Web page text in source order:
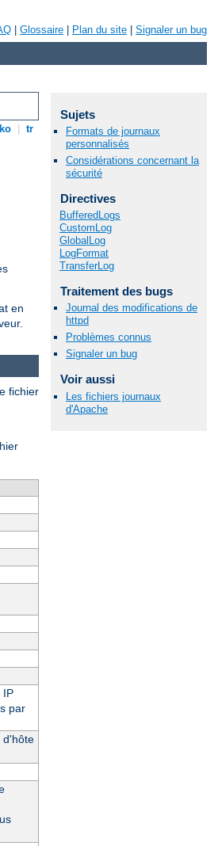
Glossaire Plan du site Signaler un bug
ko tr
en
fichier
IP
par
d'hôte
Sujets
Formats de journaux
personnalisés
Considérations concernant la
sécurité
Directives
BufferedLogs
CustomLog
GlobalLog
LogFormat
TransferLog
Traitement des bugs
Journal des modifications de
httpd
Problèmes connus
Signaler un bug
Voir aussi
Les fichiers journaux
d'Apache